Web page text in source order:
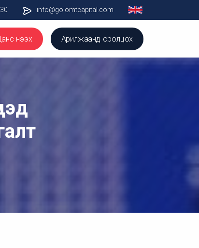
info@golomtcapital.com
нээх Арилжаанд оролцох